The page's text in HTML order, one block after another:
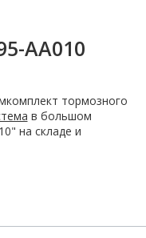
AA010
тормозного
в большом
на складе и